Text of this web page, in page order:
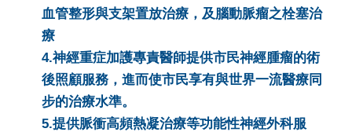
血管整形與支架置放治療，及腦動脈瘤之栓塞治
療
4.神經重症加護專責醫師提供市民神經腫瘤的術
後照顧服務，進而使市民享有與世界一流醫療同
步的治療水準。
5.提供脈衝高頻熱凝治療等功能性神經外科服